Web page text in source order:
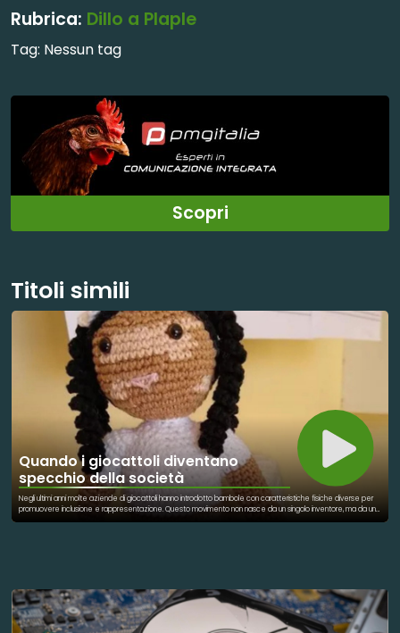
Rubrica: Dillo a Plaple
Tag: Nessun tag
Scopri
Titoli simili
Quando i giocattoli diventano
specchio della società
Negli ultimi anni molte aziende di giocattoli hanno introdotto bambole con caratteristiche fisiche diverse per
promuovere inclusione e rappresentazione. Questo movimento non nasce da un singolo inventore, ma da una
accettazione. Le scuole e i contesti educativi stanno integrando questi temi nelle attività formative. Il
mercato dei giocattoli sta quindi evolvendo verso una maggiore responsabilità sociale. L’inclusione diventa
parte del linguaggio quotidiano dei bambini. È un cambiamento graduale ma significativo. Il valore educativo di
questi prodotti è ormai riconosciuto a livello internazionale.